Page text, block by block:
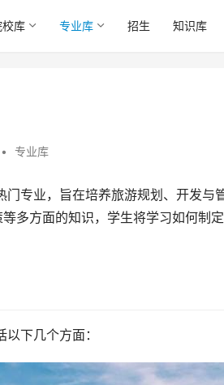
校库 专业库 招生 知识库
• 专业库
多方面的知识，学生将学习如何制
下几个方面：